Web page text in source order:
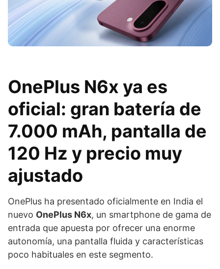
OnePlus N6x ya es
oficial: gran batería de
7.000 mAh, pantalla de
120 Hz y precio muy
ajustado
OnePlus ha presentado oficialmente en India el
nuevo OnePlus N6x, un smartphone de gama de
entrada que apuesta por ofrecer una enorme
autonomía, una pantalla fluida y características
poco habituales en este segmento.